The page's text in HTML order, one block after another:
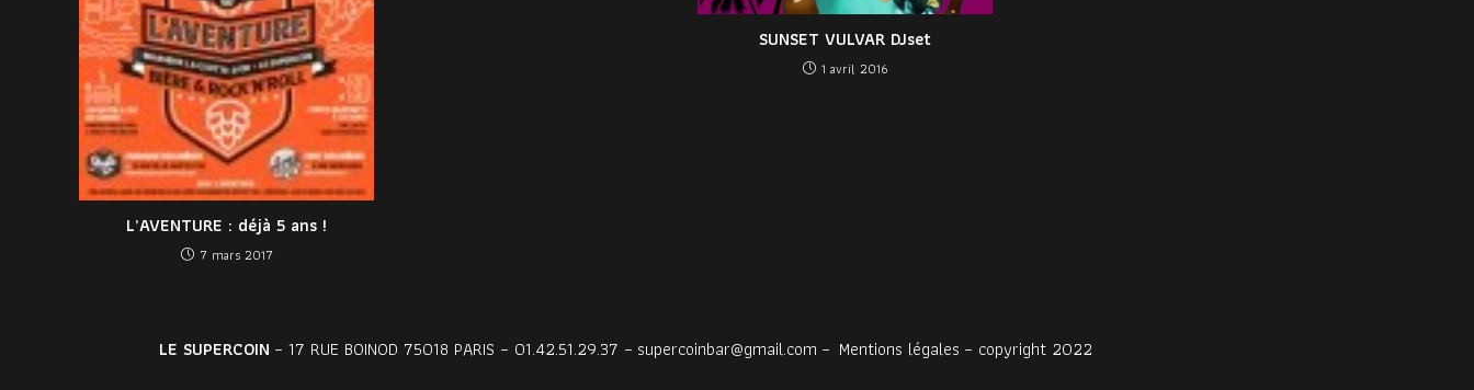
L’AVENTURE : déjà 5 ans !
7 mars 2017
SUNSET VULVAR DJset
1 avril 2016
LE SUPERCOIN – 17 RUE BOINOD 75018 PARIS – 01.42.51.29.37 – supercoinbar@gmail.com – Mentions légales – copyright 2022